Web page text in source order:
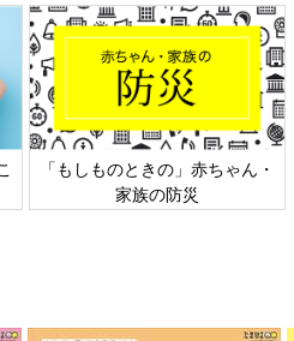
の」赤ちゃん・
日本外来小児科